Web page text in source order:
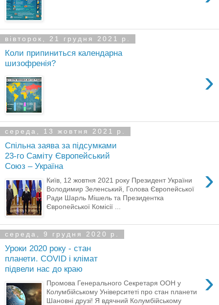
вівторок, 21 грудня 2021 р.
Коли припиниться календарна
шизофренія?
›
середа, 13 жовтня 2021 р.
Спільна заява за підсумками
23-го Саміту Європейський
Союз – Україна
›
Київ, 12 жовтня 2021 року Президент України
Володимир Зеленський, Голова Європейської
Ради Шарль Мішель та Президентка
Європейської Комісії ...
середа, 9 грудня 2020 р.
Уроки 2020 року - стан
планети. COVID і клімат
підвели нас до краю
›
Промова Генерального Секретаря ООН у
Колумбійському Університеті про стан планети
Шановні друзі! Я вдячний Колумбійському